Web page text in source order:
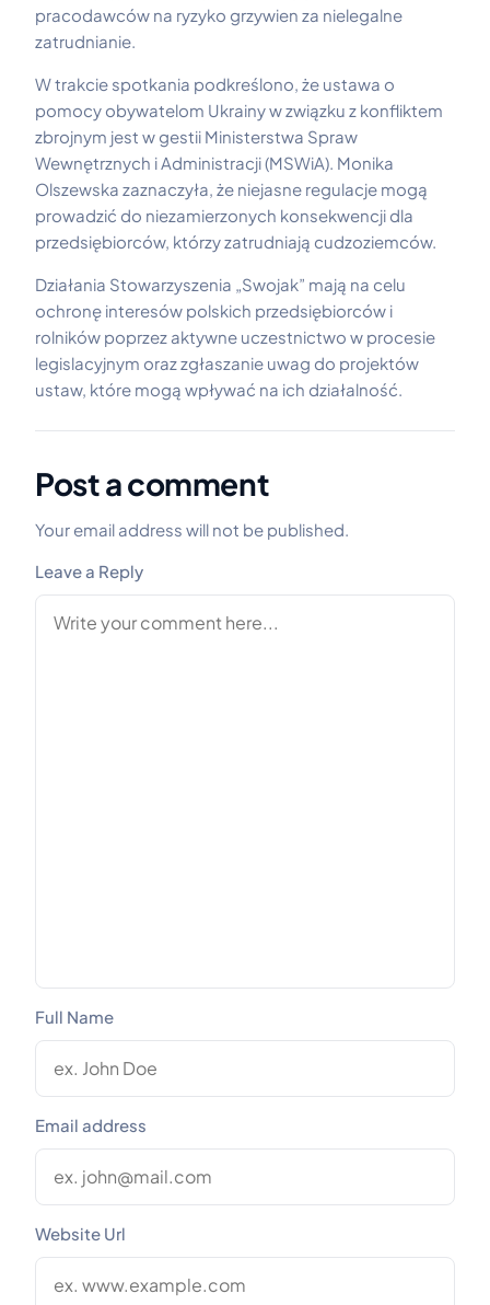
pracodawców na ryzyko grzywien za nielegalne
zatrudnianie.
W trakcie spotkania podkreślono, że ustawa o
pomocy obywatelom Ukrainy w związku z konfliktem
zbrojnym jest w gestii Ministerstwa Spraw
Wewnętrznych i Administracji (MSWiA). Monika
Olszewska zaznaczyła, że niejasne regulacje mogą
prowadzić do niezamierzonych konsekwencji dla
przedsiębiorców, którzy zatrudniają cudzoziemców.
Działania Stowarzyszenia „Swojak” mają na celu
ochronę interesów polskich przedsiębiorców i
rolników poprzez aktywne uczestnictwo w procesie
legislacyjnym oraz zgłaszanie uwag do projektów
ustaw, które mogą wpływać na ich działalność.
Post a comment
Your email address will not be published.
Leave a Reply
Full Name
Email address
Website Url